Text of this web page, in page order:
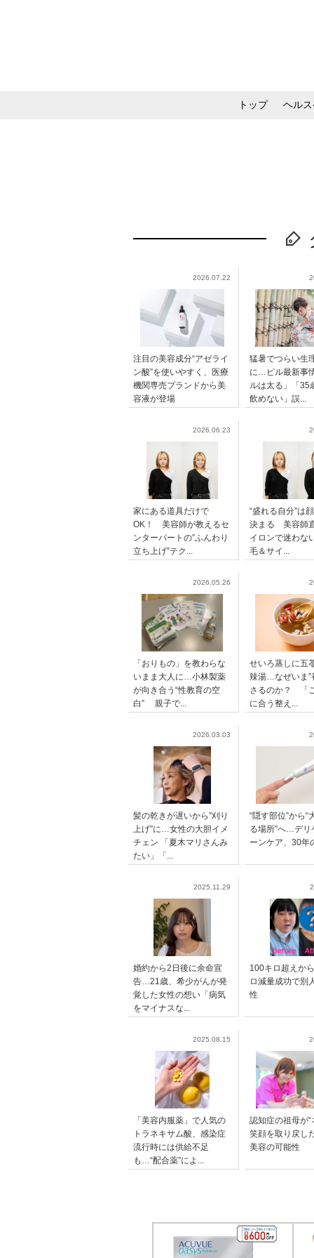
トップ ヘル
2026.07.22
注目の美容成分“アゼライ
ン酸”を使いやすく、医療
機関専売ブランドから美
容液が登場
猛暑でつらい生
に…ピル最新事
ルは太る」「35
飲めない」誤...
2026.06.23
家にある道具だけで
OK！ 美容師が教えるセ
ンターパートの”ふんわり
立ち上げ”テク...
“盛れる自分”は
決まる 美容師
イロンで迷わな
毛＆サイ...
2026.05.26
「おりもの」を教わらな
いまま大人に…小林製薬
が向き合う“性教育の空
白” 親子で...
せいろ蒸しに五
辣湯…なぜいま”
さるのか？ 「
に合う整え...
2026.03.03
髪の乾きが遅いから”刈り
上げ”に…女性の大胆イメ
チェン 「夏木マリさんみ
たい」「...
“隠す部位”から“
る場所”へ…デリ
ーンケア、30年
2025.11.29
婚約から2日後に余命宣
告…21歳、希少がんが発
覚した女性の想い「病気
をマイナスな...
100キロ超えか
ロ減量成功で別
性
2025.08.15
「美容内服薬」で人気の
トラネキサム酸、感染症
流行時には供給不足
も…“配合薬”によ...
認知症の祖母が“
笑顔を取り戻し
美容の可能性